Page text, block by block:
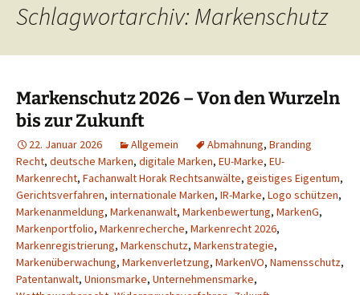
Schlagwortarchiv: Markenschutz
Markenschutz 2026 – Von den Wurzeln
bis zur Zukunft
22. Januar 2026 Allgemein Abmahnung, Branding
Recht, deutsche Marken, digitale Marken, EU-Marke, EU-
Markenrecht, Fachanwalt Horak Rechtsanwälte, geistiges Eigentum,
Gerichtsverfahren, internationale Marken, IR-Marke, Logo schützen,
Markenanmeldung, Markenanwalt, Markenbewertung, MarkenG,
Markenportfolio, Markenrecherche, Markenrecht 2026,
Markenregistrierung, Markenschutz, Markenstrategie,
Markenüberwachung, Markenverletzung, MarkenVO, Namensschutz,
Patentanwalt, Unionsmarke, Unternehmensmarke,